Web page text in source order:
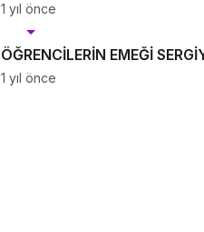
1 yıl önce
ÖĞRENCİLERİN EMEĞİ
Magazin
1 yıl önce